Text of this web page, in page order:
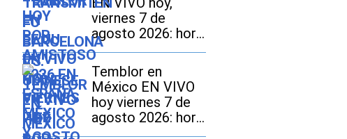
y España?
viernes 7 de
agosto 2026: hora
exacta, magnitud y
dónde fue el
epicentro del
último sismo
Temblor en
México EN VIVO
hoy viernes 7 de
agosto 2026: hora
exacta, magnitud y